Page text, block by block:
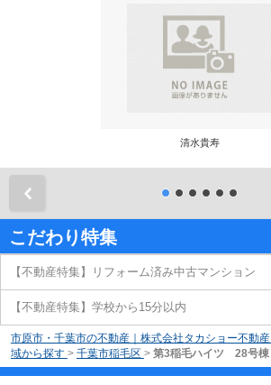
清水貴寿
こだわり特集
【不動産特集】リフォーム済み中古マンション
【不動産特集】学校から15分以内
市原市・千葉市の不動産｜株式会社タカショー不動産
域から探す > 千葉市稲毛区 > 第3稲毛ハイツ 28号棟